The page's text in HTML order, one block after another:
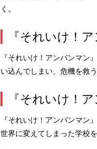
く。
『それいけ！
『それいけ！アンパンマン
い込んでしまい、危機を救
『それいけ！
『それいけ！アンパンマン
世界に変えてしまった学校